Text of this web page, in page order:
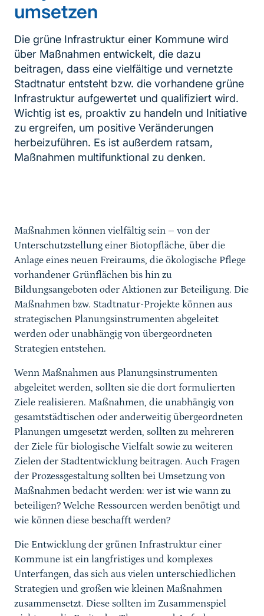
umsetzen
Die grüne Infrastruktur einer Kommune wird
über Maßnahmen entwickelt, die dazu
beitragen, dass eine vielfältige und vernetzte
Stadtnatur entsteht bzw. die vorhandene grüne
Infrastruktur aufgewertet und qualifiziert wird.
Wichtig ist es, proaktiv zu handeln und Initiative
zu ergreifen, um positive Veränderungen
herbeizuführen. Es ist außerdem ratsam,
Maßnahmen multifunktional zu denken.
Maßnahmen können vielfältig sein – von der
Unterschutzstellung einer Biotopfläche, über die
Anlage eines neuen Freiraums, die ökologische Pflege
vorhandener Grünflächen bis hin zu
Bildungsangeboten oder Aktionen zur Beteiligung. Die
Maßnahmen bzw. Stadtnatur-Projekte können aus
strategischen Planungsinstrumenten abgeleitet
werden oder unabhängig von übergeordneten
Strategien entstehen.
Wenn Maßnahmen aus Planungsinstrumenten
abgeleitet werden, sollten sie die dort formulierten
Ziele realisieren. Maßnahmen, die unabhängig von
gesamtstädtischen oder anderweitig übergeordneten
Planungen umgesetzt werden, sollten zu mehreren
der Ziele für biologische Vielfalt sowie zu weiteren
Zielen der Stadtentwicklung beitragen. Auch Fragen
der Prozessgestaltung sollten bei Umsetzung von
Maßnahmen bedacht werden: wer ist wie wann zu
beteiligen? Welche Ressourcen werden benötigt und
wie können diese beschafft werden?
Die Entwicklung der grünen Infrastruktur einer
Kommune ist ein langfristiges und komplexes
Unterfangen, das sich aus vielen unterschiedlichen
Strategien und großen wie kleinen Maßnahmen
zusammensetzt. Diese sollten im Zusammenspiel